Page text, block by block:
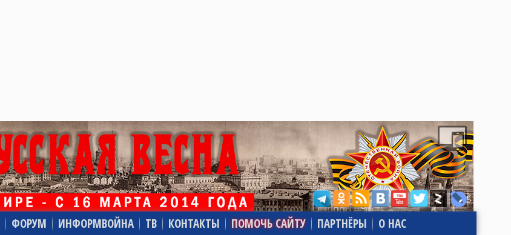
ФОРУМ ИНФОРМВОЙНА ТВ КОНТАКТЫ ПОМОЧЬ САЙТУ ПАРТНЁРЫ О НАС